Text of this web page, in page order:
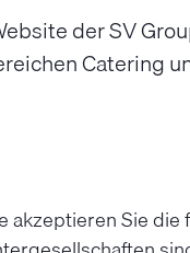
der SV
Catering
akzeptieren Sie